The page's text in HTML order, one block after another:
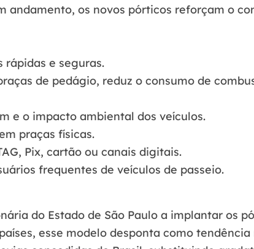
andamento, os novos pórticos reforçam o
rápidas e seguras.
de pedágio, reduz o consumo de
e o impacto ambiental dos veículos.
praças físicas.
Pix, cartão ou canais digitais.
frequentes de veículos de passeio.
do Estado de São Paulo a implantar os
esse modelo desponta como